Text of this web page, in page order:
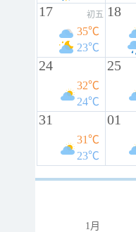
17 初五
35℃
23℃
18
24
32℃
24℃
25
31
31℃
23℃
01
1月